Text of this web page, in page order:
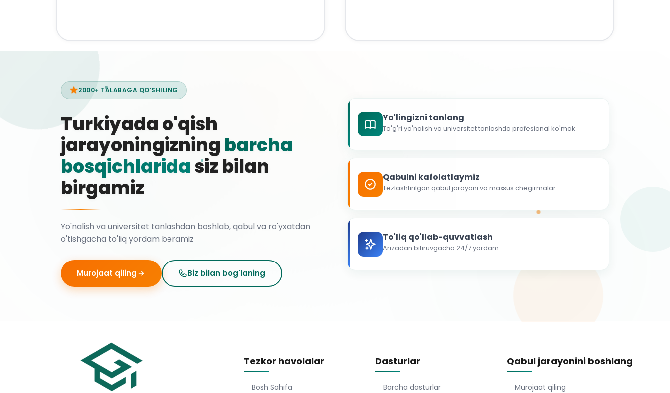
2000+ TALABAGA QO‘SHILING
Turkiyada o'qish
jarayoningizning barcha
bosqichlaridasiz bilan
birgamiz
Yo'nalish va universitet tanlashdan boshlab, qabul va ro'yxatdan
o'tishgacha to'liq yordam beramiz
Murojaat qiling Biz bilan bog'laning
Yo'lingizni tanlang
To'g'ri yo'nalish va universitet tanlashda profesional ko'mak
Qabulni kafolatlaymiz
Tezlashtirilgan qabul jarayoni va maxsus chegirmalar
To'liq qo'llab-quvvatlash
Arizadan bitiruvgacha 24/7 yordam
Tezkor havolalar
Bosh Sahıfa
Dasturlar
Barcha dasturlar
Qabul jarayonini boshlang
Murojaat qiling